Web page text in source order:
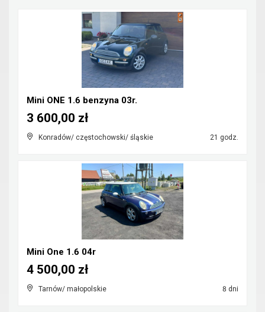
Mini ONE 1.6 benzyna 03r.
Konradów/ częstochowski/ śląskie 21 godz.
3 600,00 zł
Mini One 1.6 04r
Tarnów/ małopolskie 8 dni
4 500,00 zł